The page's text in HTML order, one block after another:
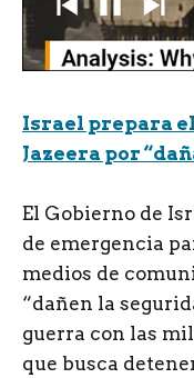
Israel prepara
Jazeera por
El Gobierno de
de emergencia
medios de
“dañen la
guerra con las
que busca